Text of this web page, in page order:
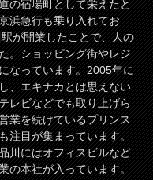
の宿場町として栄えたと
浜急行も乗り入れてお
が開業したことで、人の
。ショッピング街やレジ
なっています。2005年に
、エキナカとは思えない
レビなどでも取り上げら
業を続けているプリンス
注目が集まっています。
川にはオフィスビルなど
の本社が入っています。